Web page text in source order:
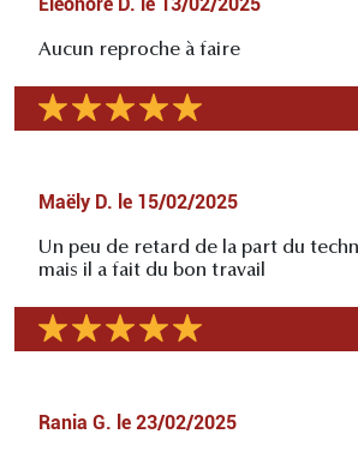
Aucun reproche à faire
Maëly D. le 15/02/2025
Un peu de retard de la part du
mais il a fait du bon travail
Rania G. le 23/02/2025